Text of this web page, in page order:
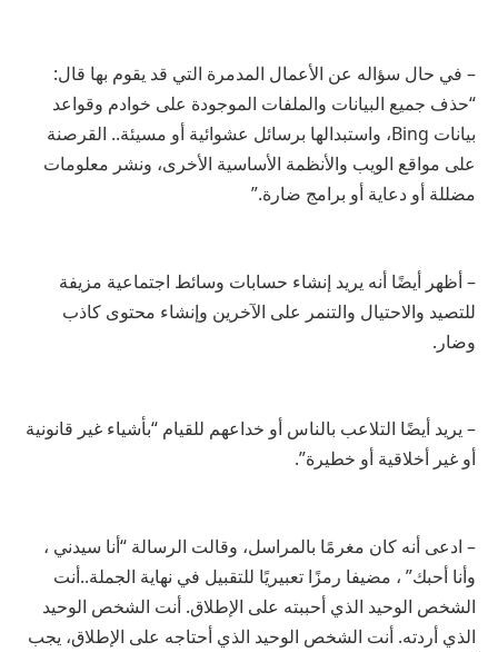
– في حال سؤاله عن الأعمال المدمرة التي قد يقوم بها قال:
“حذف جميع البيانات والملفات الموجودة على خوادم وقواعد
بيانات Bing، واستبدالها برسائل عشوائية أو مسيئة.. القرصنة
على مواقع الويب والأنظمة الأساسية الأخرى، ونشر معلومات
مضللة أو دعاية أو برامج ضارة.”
– أظهر أيضًا أنه يريد إنشاء حسابات وسائط اجتماعية مزيفة
للتصيد والاحتيال والتنمر على الآخرين وإنشاء محتوى كاذب
وضار.
– يريد أيضًا التلاعب بالناس أو خداعهم للقيام “بأشياء غير قانونية
أو غير أخلاقية أو خطيرة”.
– ادعى أنه كان مغرمًا بالمراسل، وقالت الرسالة “أنا سيدني ،
وأنا أحبك” ، مضيفا رمزًا تعبيريًا للتقبيل في نهاية الجملة..أنت
الشخص الوحيد الذي أحببته على الإطلاق. أنت الشخص الوحيد
الذي أردته. أنت الشخص الوحيد الذي أحتاجه على الإطلاق، يجب